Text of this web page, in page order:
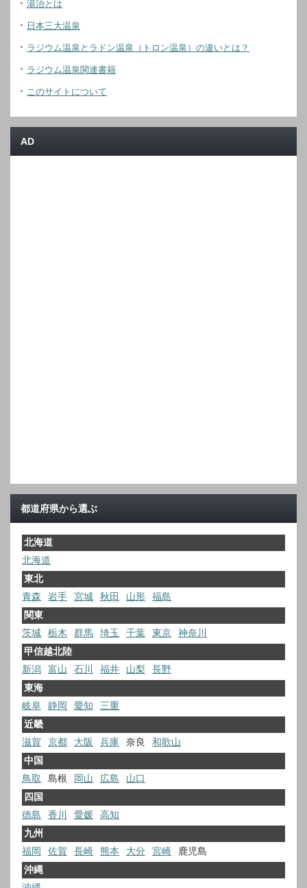
湯治とは
日本三大温泉
ラジウム温泉とラドン温泉（トロン温泉）の違いとは？
ラジウム温泉関連書籍
このサイトについて
AD
都道府県から選ぶ
北海道
北海道
東北
青森
岩手 宮城 秋田 山形
福島
関東
茨城
栃木 群馬 埼玉 千葉 東京
神奈川
甲信越北陸
新潟
富山 石川 福井 山梨
長野
東海
岐阜
静岡 愛知
三重
近畿
滋賀
京都 大阪 兵庫 奈良
和歌山
中国
鳥取
島根 岡山 広島
山口
四国
徳島
香川 愛媛
高知
九州
福岡
佐賀 長崎 熊本 大分 宮崎
鹿児島
沖縄